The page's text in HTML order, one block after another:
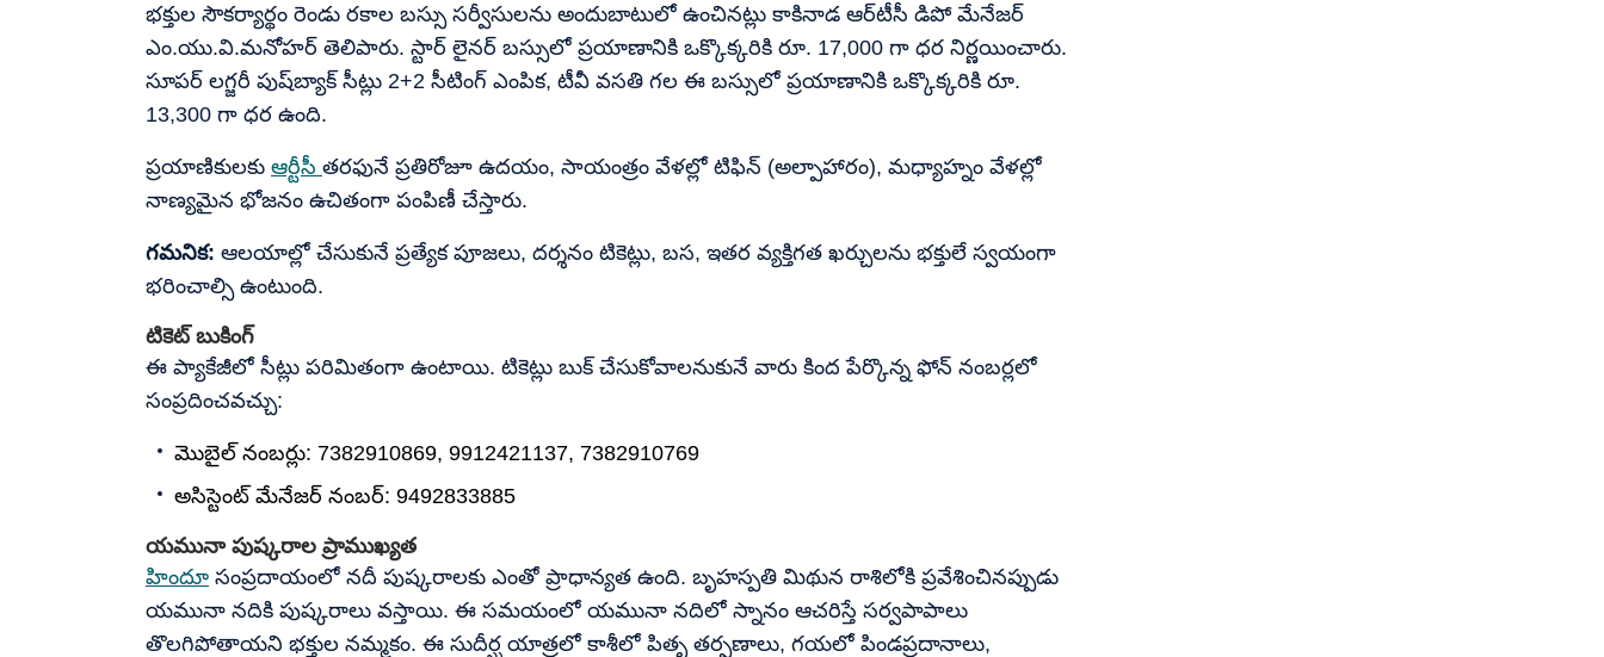
భక్తుల సౌకర్యార్థం రెండు రకాల బస్సు సర్వీసులను అందుబాటులో ఉంచినట్లు కాకినాడ ఆర్‌టీసీ డిపో మేనేజర్
ఎం.యు.వి.మనోహర్ తెలిపారు. స్టార్ లైనర్ బస్సులో ప్రయాణానికి ఒక్కొక్కరికి రూ. 17,000 గా ధర నిర్ణయించారు.
సూపర్ లగ్జరీ పుష్‌బ్యాక్ సీట్లు 2+2 సీటింగ్ ఎంపిక, టీవీ వసతి గల ఈ బస్సులో ప్రయాణానికి ఒక్కొక్కరికి రూ.
13,300 గా ధర ఉంది.
ప్రయాణికులకు ఆర్టీసీ తరఫునే ప్రతిరోజూ ఉదయం, సాయంత్రం వేళల్లో టిఫిన్ (అల్పాహారం), మధ్యాహ్నం వేళల్లో
నాణ్యమైన భోజనం ఉచితంగా పంపిణీ చేస్తారు.
గమనిక: ఆలయాల్లో చేసుకునే ప్రత్యేక పూజలు, దర్శనం టికెట్లు, బస, ఇతర వ్యక్తిగత ఖర్చులను భక్తులే స్వయంగా
భరించాల్సి ఉంటుంది.
టికెట్ బుకింగ్
ఈ ప్యాకేజీలో సీట్లు పరిమితంగా ఉంటాయి. టికెట్లు బుక్ చేసుకోవాలనుకునే వారు కింద పేర్కొన్న ఫోన్ నంబర్లలో
సంప్రదించవచ్చు:
మొబైల్ నంబర్లు: 7382910869, 9912421137, 7382910769
అసిస్టెంట్ మేనేజర్ నంబర్: 9492833885
యమునా పుష్కరాల ప్రాముఖ్యత
హిందూ సంప్రదాయంలో నదీ పుష్కరాలకు ఎంతో ప్రాధాన్యత ఉంది. బృహస్పతి మిథున రాశిలోకి ప్రవేశించినప్పుడు
యమునా నదికి పుష్కరాలు వస్తాయి. ఈ సమయంలో యమునా నదిలో స్నానం ఆచరిస్తే సర్వపాపాలు
తొలగిపోతాయని భక్తుల నమ్మకం. ఈ సుదీర్ఘ యాత్రలో కాశీలో పితృ తర్పణాలు, గయలో పిండప్రదానాలు,